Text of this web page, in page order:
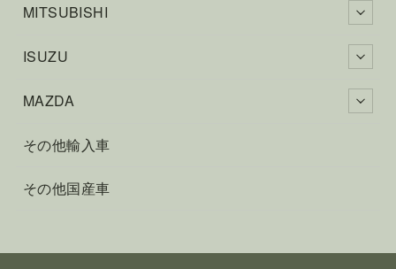
MITSUBISHI
ISUZU
MAZDA
その他輸入車
その他国産車